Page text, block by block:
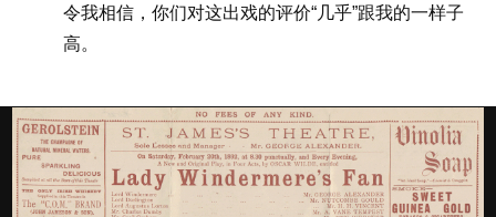
令我相信，你们对这出戏的评价“几乎”跟我的一样子
高。